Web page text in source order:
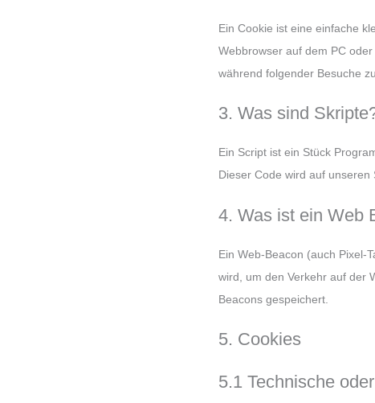
Ein Cookie ist eine einfache
Webbrowser auf dem PC
während folgender Besuche
3. Was sind
Ein Script ist ein Stück
Dieser Code wird auf
4. Was ist ein Web
Ein Web-Beacon (auch Pixel-
wird, um den Verkehr auf der
Beacons gespeichert.
5. Cookies
5.1 Technische